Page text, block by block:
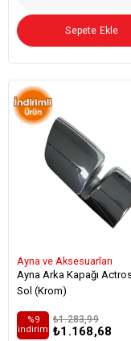
Sepete Ekle
Ayna ve Aksesuarları
Ayna Arka Kapağı
Sol (Krom)
₺1.168,68
₺1.283,99
%9
i̇ndirim